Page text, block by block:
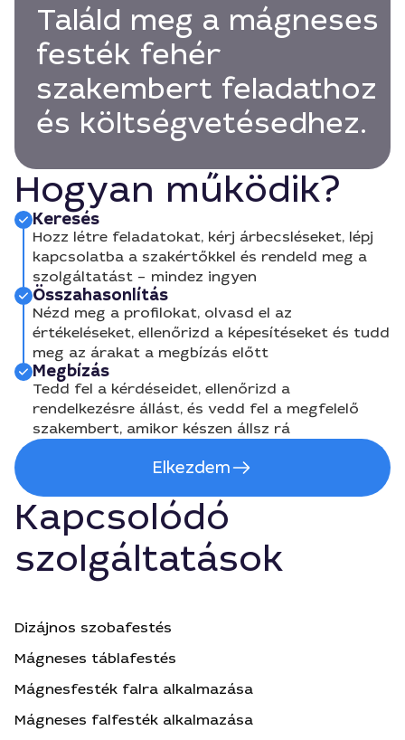
Találd meg a mágneses
festék fehér
szakembert feladathoz
és költségvetésedhez.
Hogyan működik?
Keresés
Hozz létre feladatokat, kérj árbecsléseket, lépj
kapcsolatba a szakértőkkel és rendeld meg a
szolgáltatást – mindez ingyen
Összahasonlítás
Nézd meg a profilokat, olvasd el az
értékeléseket, ellenőrizd a képesítéseket és tudd
meg az árakat a megbízás előtt
Megbízás
Tedd fel a kérdéseidet, ellenőrizd a
rendelkezésre állást, és vedd fel a megfelelő
szakembert, amikor készen állsz rá
Elkezdem
Kapcsolódó
szolgáltatások
Dizájnos szobafestés
Mágneses táblafestés
Mágnesfesték falra alkalmazása
Mágneses falfesték alkalmazása